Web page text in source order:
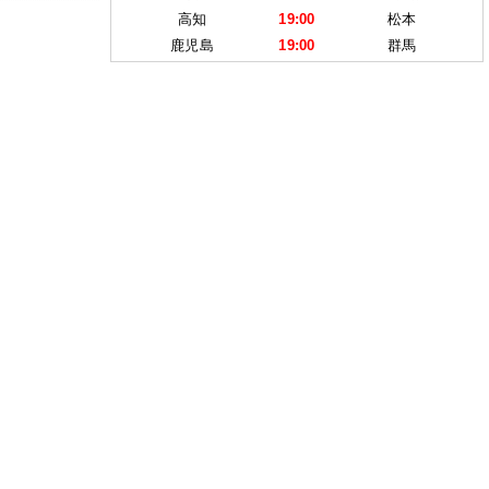
高知
19:00
松本
鹿児島
19:00 群馬